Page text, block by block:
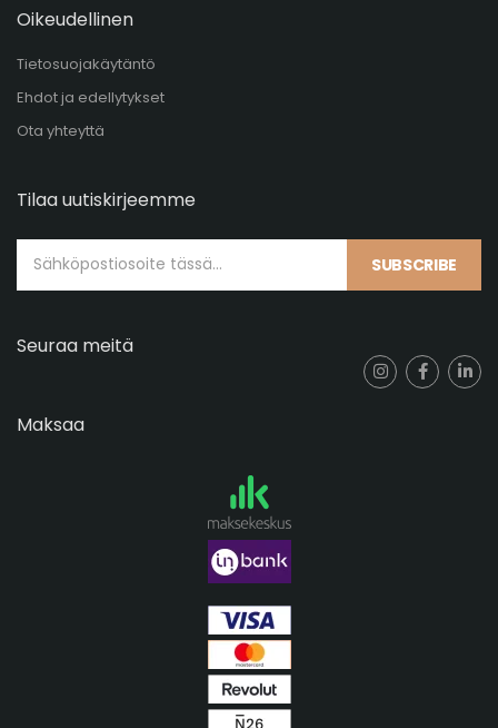
Oikeudellinen
Tietosuojakäytäntö
Ehdot ja edellytykset
Ota yhteyttä
Tilaa uutiskirjeemme
SUBSCRIBE
Seuraa meitä
Maksaa